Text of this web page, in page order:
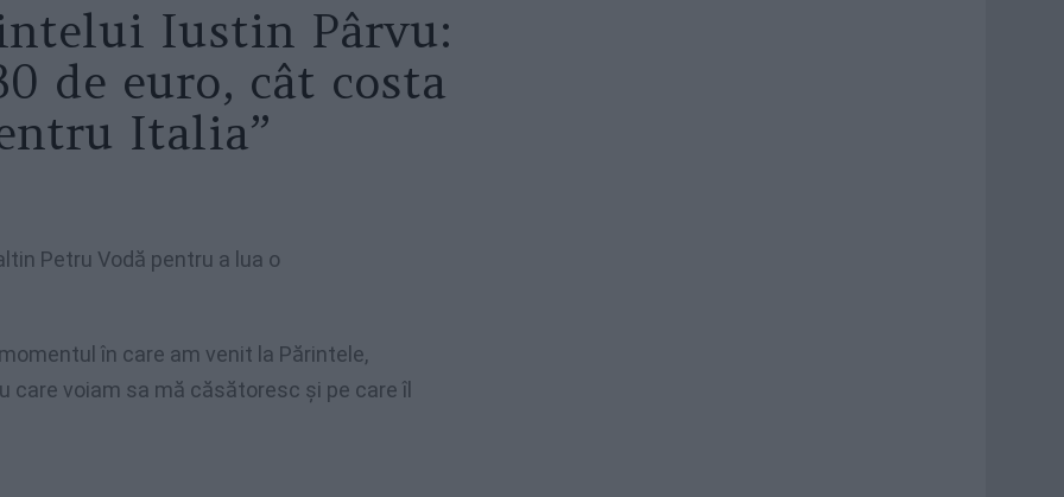
Iustin Pârvu:
de euro, cât costa
Italia”
Petru Vodă pentru a lua o
în care am venit la Părintele,
care voiam sa mă căsătoresc şi pe care îl